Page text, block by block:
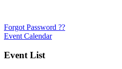
Forgot Password ??
Event Calendar
Event List